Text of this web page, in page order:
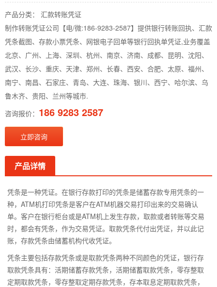
产品分类： 汇款转账凭证
制作转账凭证公司【电/微:186-9283-2587】提供银行转账回执、汇款
凭条截图、存款小票凭条、网银电子回单等银行回执单凭证,业务覆盖
北京、广州、上海、深圳、杭州、南京、济南、成都、昆明、沈阳、
武汉、长沙、重庆、天津、郑州、长春、西安、合肥、太原、福州、
南宁、南昌、石家庄、青岛、大连、珠海、银川、西宁、哈尔滨、乌
鲁木齐、贵阳、兰州等城市.
咨询报价： 186 9283 2587
立即咨询
产品详情
凭条是一种凭证。在银行存款打印的凭条是储蓄存款专用凭条的一
种，ATM机打印凭条是客户在ATM机器交易打印出来的交易确认
单。客户在银行柜台或是ATM机上发生存款，取款或者转账等交易
时，都会有凭条，作为交易凭证。取款凭条代付出凭证，并以此记
账，存款凭条由储蓄机构代收凭证。
凭条主要包括存款凭条或是取款凭条两种不同颜色的凭证，银行存
取款凭条具有：活期储蓄存款凭条，活期储蓄取款凭条，零存整取
定期取款凭条，零存整取定期存款凭条，存本取息定期取款凭条，